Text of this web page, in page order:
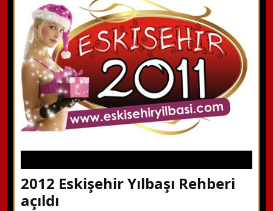
2012 Eskişehir Yılbaşı Rehberi
açıldı